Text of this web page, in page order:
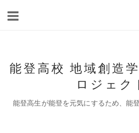
能登高校 地域創造
ロジェク
能登高生が能登を元気にするため、能